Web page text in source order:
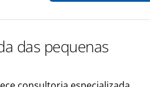
das pequenas